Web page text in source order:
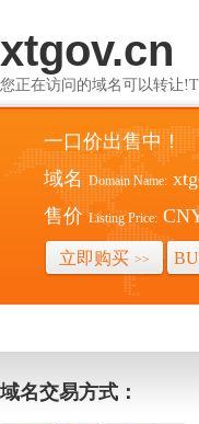
xtgov.cn
您正在访问的域名可以转让
一口价出售中！
域名 Domain Name:
售价 Listing Price:
立即购买 >>
域名交易方式：